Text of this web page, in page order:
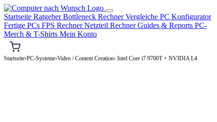
Startseite RatgeberBottleneck RechnerVergleiche PC Konfigurator
Fertige PCs FPS RechnerNetzteil RechnerGuides & Reports PC-
Merch & T-Shirts Mein Konto
Startseite›PC-Systeme›Video / Content Creation› Intel Core i7 9700T + NVIDIA L4